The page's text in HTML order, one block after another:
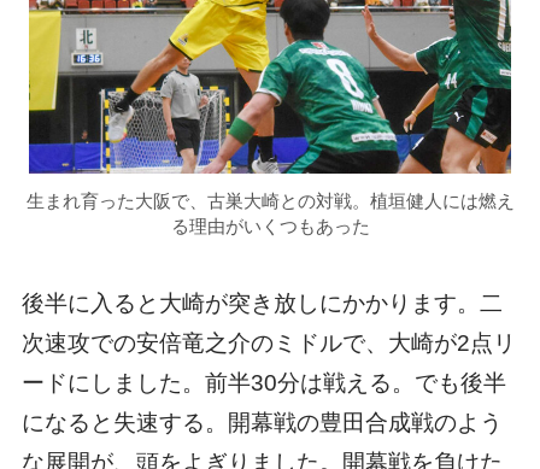
生まれ育った大阪で、古巣大崎との対戦。植垣健人には燃え
る理由がいくつもあった
後半に入ると大崎が突き放しにかかります。二
次速攻での安倍竜之介のミドルで、大崎が2点リ
ードにしました。前半30分は戦える。でも後半
になると失速する。開幕戦の豊田合成戦のよう
な展開が、頭をよぎりました。開幕戦を負けた